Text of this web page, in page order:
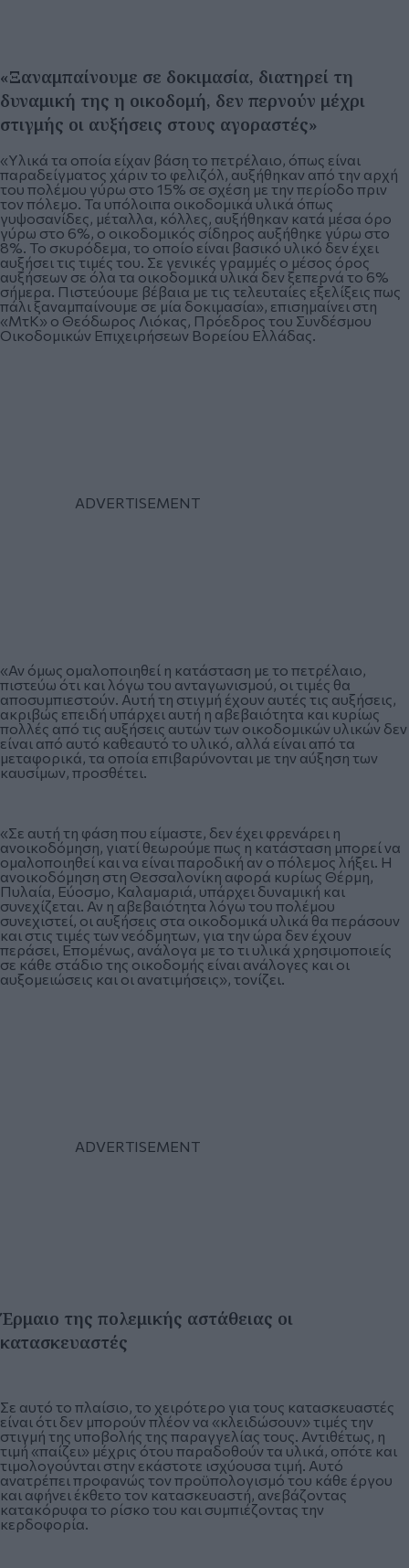
«Ξαναμπαίνουμε σε δοκιμασία, διατηρεί τη
δυναμική της η οικοδομή, δεν περνούν μέχρι
στιγμής οι αυξήσεις στους αγοραστές»
«Υλικά τα οποία είχαν βάση το πετρέλαιο, όπως είναι
παραδείγματος χάριν το φελιζόλ, αυξήθηκαν από την αρχή
του πολέμου γύρω στο 15% σε σχέση με την περίοδο πριν
τον πόλεμο. Τα υπόλοιπα οικοδομικά υλικά όπως
γυψοσανίδες, μέταλλα, κόλλες, αυξήθηκαν κατά μέσα όρο
γύρω στο 6%, ο οικοδομικός σίδηρος αυξήθηκε γύρω στο
8%. Το σκυρόδεμα, το οποίο είναι βασικό υλικό δεν έχει
αυξήσει τις τιμές του. Σε γενικές γραμμές ο μέσος όρος
αυξήσεων σε όλα τα οικοδομικά υλικά δεν ξεπερνά το 6%
σήμερα. Πιστεύουμε βέβαια με τις τελευταίες εξελίξεις πως
πάλι ξαναμπαίνουμε σε μία δοκιμασία», επισημαίνει στη
«ΜτΚ» ο Θεόδωρος Λιόκας, Πρόεδρος του Συνδέσμου
Οικοδομικών Επιχειρήσεων Βορείου Ελλάδας.
«Αν όμως ομαλοποιηθεί η κατάσταση με το πετρέλαιο,
πιστεύω ότι και λόγω του ανταγωνισμού, οι τιμές θα
αποσυμπιεστούν. Αυτή τη στιγμή έχουν αυτές τις αυξήσεις,
ακριβώς επειδή υπάρχει αυτή η αβεβαιότητα και κυρίως
πολλές από τις αυξήσεις αυτών των οικοδομικών υλικών δεν
είναι από αυτό καθεαυτό το υλικό, αλλά είναι από τα
μεταφορικά, τα οποία επιβαρύνονται με την αύξηση των
καυσίμων, προσθέτει.
«Σε αυτή τη φάση που είμαστε, δεν έχει φρενάρει η
ανοικοδόμηση, γιατί θεωρούμε πως η κατάσταση μπορεί να
ομαλοποιηθεί και να είναι παροδική αν ο πόλεμος λήξει. Η
ανοικοδόμηση στη Θεσσαλονίκη αφορά κυρίως Θέρμη,
Πυλαία, Εύοσμο, Καλαμαριά, υπάρχει δυναμική και
συνεχίζεται. Αν η αβεβαιότητα λόγω του πολέμου
συνεχιστεί, οι αυξήσεις στα οικοδομικά υλικά θα περάσουν
και στις τιμές των νεόδμητων, για την ώρα δεν έχουν
περάσει, Επομένως, ανάλογα με το τι υλικά χρησιμοποιείς
σε κάθε στάδιο της οικοδομής είναι ανάλογες και οι
αυξομειώσεις και οι ανατιμήσεις», τονίζει.
Έρμαιο της πολεμικής αστάθειας οι
κατασκευαστές
Σε αυτό το πλαίσιο, το χειρότερο για τους κατασκευαστές
είναι ότι δεν μπορούν πλέον να «κλειδώσουν» τιμές την
στιγμή της υποβολής της παραγγελίας τους. Αντιθέτως, η
τιμή «παίζει» μέχρις ότου παραδοθούν τα υλικά, οπότε και
τιμολογούνται στην εκάστοτε ισχύουσα τιμή. Αυτό
ανατρέπει προφανώς τον προϋπολογισμό του κάθε έργου
και αφήνει έκθετο τον κατασκευαστή, ανεβάζοντας
κατακόρυφα το ρίσκο του και συμπιέζοντας την
κερδοφορία.